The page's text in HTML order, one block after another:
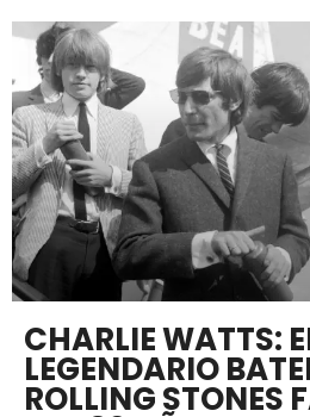
CHARLIE WATTS:
LEGENDARIO
ROLLING STONES